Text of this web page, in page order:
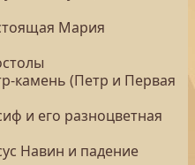
Мария
камень (Петр и Первая
и его разноцветная
Навин и падение